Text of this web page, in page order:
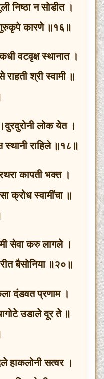
निष्ठा न सोडीत ।
गुरुकृपे कारणे ॥१६॥
वटवृक्ष स्थानात ।
श्री स्वामी ॥
लोक येत ।
स्थानी राहिले ॥१८॥
कापती भक्त ।
क्रोध स्वामींचा ॥
सेवा करु लागले ।
बैसोनिया ॥२०॥
दंडवत प्रणाम ।
उडाले दूर ते ॥
हाकलोनी सत्वर ।